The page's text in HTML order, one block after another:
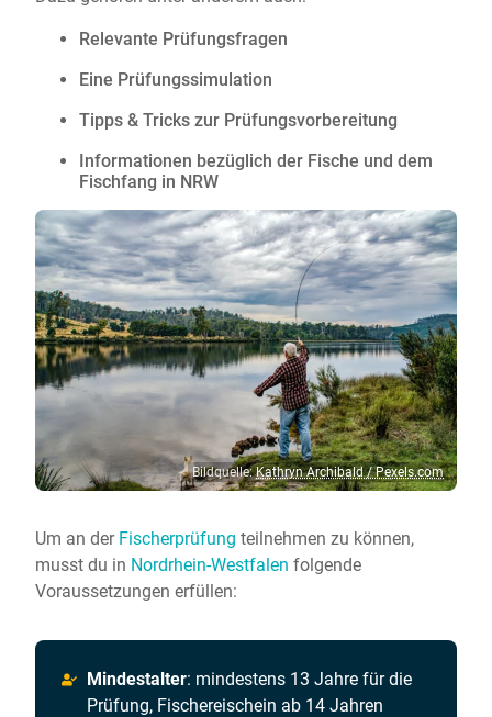
Relevante Prüfungsfragen
Eine Prüfungssimulation
Tipps & Tricks zur Prüfungsvorbereitung
Informationen bezüglich der Fische und dem
Fischfang in NRW
Bildquelle:Kathryn Archibald / Pexels.com
Um an der Fischerprüfung teilnehmen zu können,
musst du in Nordrhein-Westfalen folgende
Voraussetzungen erfüllen:
Mindestalter: mindestens 13 Jahre für die
Prüfung, Fischereischein ab 14 Jahren